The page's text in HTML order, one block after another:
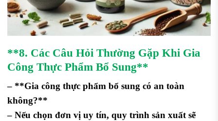
**8. Các Câu Hỏi Thường Gặp Khi Gia
Công Thực Phẩm Bổ Sung**
– **Gia công thực phẩm bổ sung có an toàn
không?**
– Nếu chọn đơn vị uy tín, quy trình sản xuất sẽ